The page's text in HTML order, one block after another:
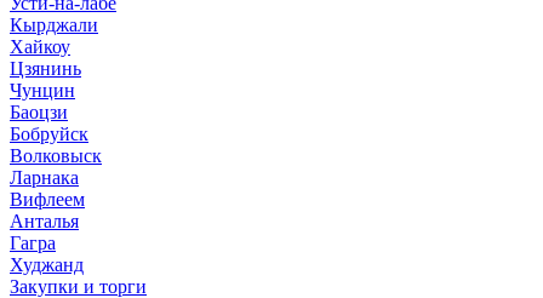
Кырджали
Хайкоу
Цзянинь
Чунцин
Баоцзи
Бобруйск
Волковыск
Ларнака
Вифлеем
Анталья
Гагра
Худжанд
Закупки и торги